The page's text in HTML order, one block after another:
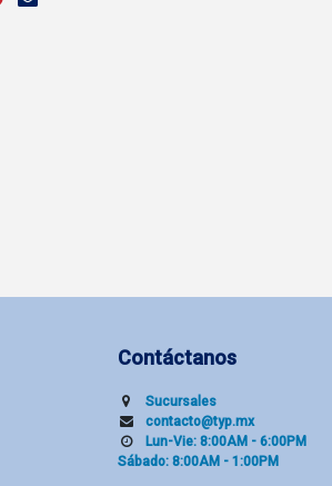
Contáctanos
Sucu​rsal​es
contacto@typ.mx
Lun-Vie: 8:00AM - 6:00PM
Sábado: 8:00AM - 1:00PM